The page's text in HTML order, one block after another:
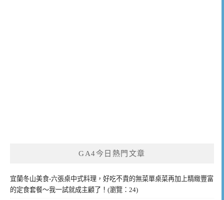
GA4今日熱門文章
宜蘭冬山美食-六張桌中式料理，好吃不貴的無菜單桌菜再加上精緻豐富
的定食套餐～我一試就成主顧了！(瀏覽：24)